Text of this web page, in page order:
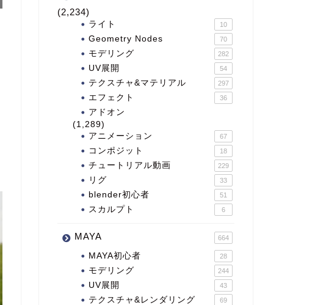
(2,234)
ライト 10
Geometry Nodes 70
モデリング 282
UV展開 54
テクスチャ&マテリアル 297
エフェクト 36
アドオン
(1,289)
アニメーション
67
コンポジット 18
チュートリアル動画 229
リグ 33
blender初心者 51
スカルプト 6
MAYA 664
MAYA初心者 28
モデリング 244
UV展開 43
テクスチャ&レンダリング 69